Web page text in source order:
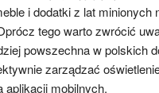
i dodatki z lat minionych
tego warto zwrócić
powszechna w polskich
zarządzać
mobilnych.